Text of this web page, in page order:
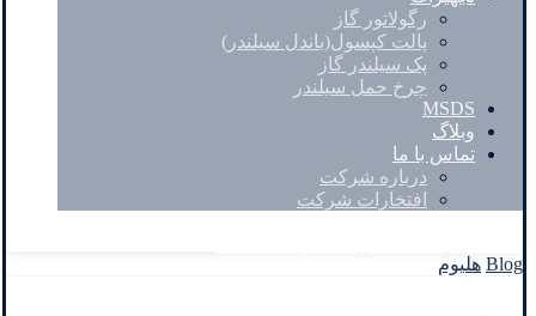
رگولاتور گاز
پالت کپسول(باندل سیلندر)
پک سیلندر گاز
چرخ حمل سیلندر
MSDS
وبلاگ
تماس با ما
درباره شرکت
افتخارات شرکت
Blog هلیوم